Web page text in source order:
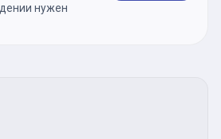
нужен